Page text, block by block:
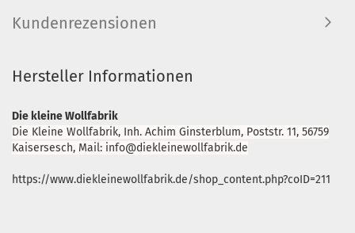
Kundenrezensionen
Hersteller Informationen
Die kleine Wollfabrik
Die Kleine Wollfabrik, Inh. Achim Ginsterblum, Poststr. 11, 56759
Kaisersesch, Mail: info@diekleinewollfabrik.de
https://www.diekleinewollfabrik.de/shop_content.php?coID=211